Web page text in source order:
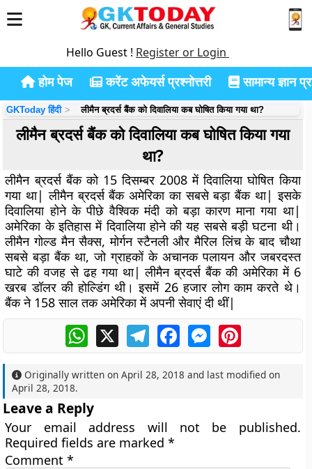
Hello Guest ! Register or Login
होम पेज करेंट अफेयर्स प्रश्नोत्तरी सामान्य ज्ञान
GKToday हिंदी लीमैन ब्रदर्स बैंक को दिवालिया कब घोषित किया गया था?
लीमैन ब्रदर्स बैंक को दिवालिया कब घोषित किया गया
था?
लीमैन ब्रदर्स बैंक को 15 दिसम्बर 2008 में दिवालिया घोषित किया
गया था| लीमैन ब्रदर्स बैंक अमेरिका का सबसे बड़ा बैंक था| इसके
दिवालिया होने के पीछे वैश्विक मंदी को बड़ा कारण माना गया था|
अमेरिका के इतिहास में दिवालिया होने की यह सबसे बड़ी घटना थी।
लीमैन गोल्ड मैन सैक्स, मोर्गन स्टैनली और मैरिल लिंच के बाद चौथा
सबसे बड़ा बैंक था, जो ग्राहकों के अचानक पलायन और जबरदस्त
घाटे की वजह से ढह गया था| लीमैन ब्रदर्स बैंक की अमेरिका में 6
खरब डॉलर की होल्डिंग थी। इसमें 26 हजार लोग काम करते थे।
बैंक ने 158 साल तक अमेरिका में अपनी सेवाएं दी थीं|
WhatsApp
X TelegramFacebookMessengerPinterest
Originally written onApril 28, 2018 and last modified on
April 28, 2018.
Leave a Reply
Your email address will not be published.
Required fields are marked*
Comment*